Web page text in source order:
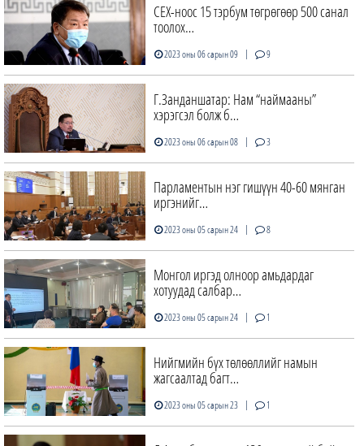
СЕХ-ноос 15 тэрбум төгрөгөөр 500 санал
тоолох…
2023 оны 06 сарын 09 | 9
Г.Занданшатар: Нам “наймааны”
хэрэгсэл болж б…
2023 оны 06 сарын 08 | 3
Парламентын нэг гишүүн 40-60 мянган
иргэнийг…
2023 оны 05 сарын 24 | 8
Монгол иргэд олноор амьдардаг
хотуудад салбар…
2023 оны 05 сарын 24 | 1
Нийгмийн бүх төлөөллийг намын
жагсаалтад багт…
2023 оны 05 сарын 23 | 1